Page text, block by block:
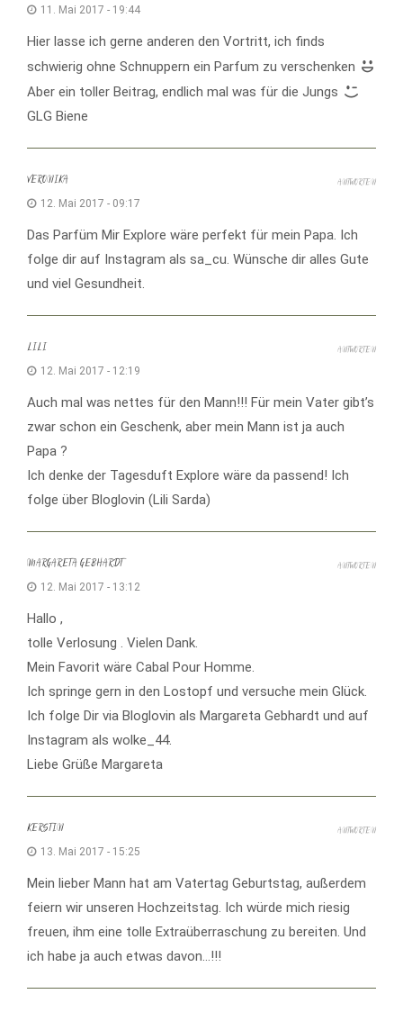
11. Mai 2017 - 19:44
Hier lasse ich gerne anderen den Vortritt, ich finds
schwierig ohne Schnuppern ein Parfum zu verschenken
Aber ein toller Beitrag, endlich mal was für die Jungs
GLG Biene
VERONIKA
12. Mai 2017 - 09:17
Das Parfüm Mir Explore wäre perfekt für mein Papa. Ich
folge dir auf Instagram als sa_cu. Wünsche dir alles Gute
und viel Gesundheit.
ANTWORTEN
LILI
12. Mai 2017 - 12:19
Auch mal was nettes für den Mann!!! Für mein Vater gibt’s
zwar schon ein Geschenk, aber mein Mann ist ja auch
Papa ?
Ich denke der Tagesduft Explore wäre da passend! Ich
folge über Bloglovin (Lili Sarda)
ANTWORTEN
MARGARETA GEBHARDT
12. Mai 2017 - 13:12
Hallo ,
tolle Verlosung . Vielen Dank.
Mein Favorit wäre Cabal Pour Homme.
Ich springe gern in den Lostopf und versuche mein Glück.
Ich folge Dir via Bloglovin als Margareta Gebhardt und auf
Instagram als wolke_44.
Liebe Grüße Margareta
ANTWORTEN
KERSTIN
13. Mai 2017 - 15:25
Mein lieber Mann hat am Vatertag Geburtstag, außerdem
feiern wir unseren Hochzeitstag. Ich würde mich riesig
freuen, ihm eine tolle Extraüberraschung zu bereiten. Und
ich habe ja auch etwas davon…!!!
ANTWORTEN